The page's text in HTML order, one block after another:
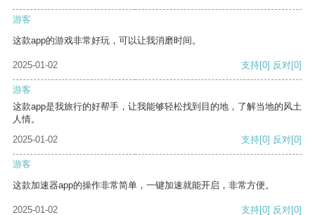
游客
这款app的游戏非常好玩，可以让我消磨时间。
2025-01-02 支持[0] 反对[0]
游客
这款app是我旅行的好帮手，让我能够轻松找到目的地，了解当地的风土
人情。
2025-01-02
支持[0] 反对[0]
游客
这款加速器app的操作非常简单，一键加速就能开启，非常方便。
2025-01-02 支持[0] 反对[0]